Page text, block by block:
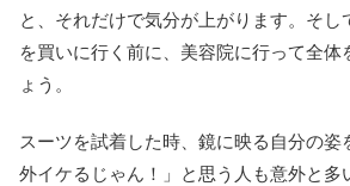
と、それだけで気分が上がります。そし
を買いに行く前に、美容院に行って全体
ょう。
スーツを試着した時、鏡に映る自分の姿
外イケるじゃん！」と思う人も意外と多